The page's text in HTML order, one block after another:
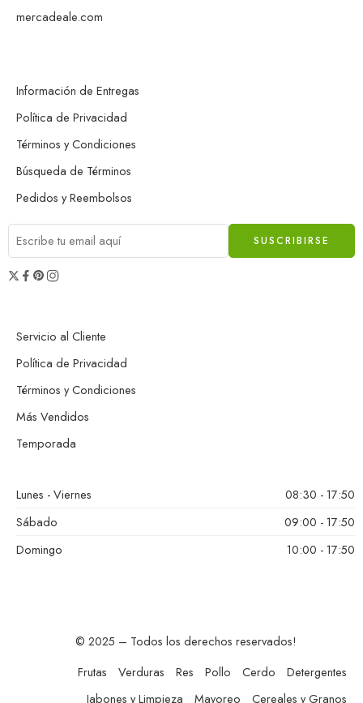
mercadeale.com
Información de Entregas
Política de Privacidad
Términos y Condiciones
Búsqueda de Términos
Pedidos y Reembolsos
Servicio al Cliente
Política de Privacidad
Términos y Condiciones
Más Vendidos
Temporada
Lunes - Viernes
08:30 - 17:50
Sábado
09:00 - 17:50
Domingo
10:00 - 17:50
© 2025 – Todos los derechos reservados!
Frutas
Verduras Res Pollo Cerdo
Detergentes
Jabones y Limpieza
Mayoreo Cereales y Granos